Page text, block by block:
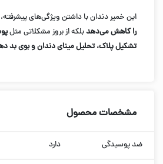
این خمیر دندان با داشتن ویژگی‌های
را کاهش می‌دهدبلکه از بروز مشکلاتی مثل
تشکیل پلاک، تحلیل مینای دندان و بوی بد
مشخصات محصول
ضد پوسیدگی دارد